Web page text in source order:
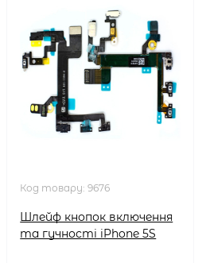
Код товару:9676
Шлейф кнопок включення
та гучності iPhone 5S